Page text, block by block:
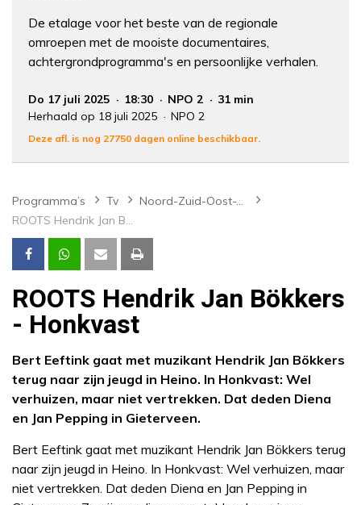
De etalage voor het beste van de regionale
omroepen met de mooiste documentaires,
achtergrondprogramma's en persoonlijke verhalen.
Do 17 juli 2025 18:30 NPO 2
31 min
Herhaald op 18 juli 2025
NPO 2
Deze afl. is nog 27750 dagen online beschikbaar.
Programma’s Tv
Noord-Zuid-Oost-West
ROOTS Hendrik Jan Bökkers - Honkvast
ROOTS Hendrik Jan Bökkers
- Honkvast
Bert Eeftink gaat met muzikant Hendrik Jan Bökkers
terug naar zijn jeugd in Heino. In Honkvast: Wel
verhuizen, maar niet vertrekken. Dat deden Diena
en Jan Pepping in Gieterveen.
Bert Eeftink gaat met muzikant Hendrik Jan Bökkers terug
naar zijn jeugd in Heino. In Honkvast: Wel verhuizen, maar
niet vertrekken. Dat deden Diena en Jan Pepping in